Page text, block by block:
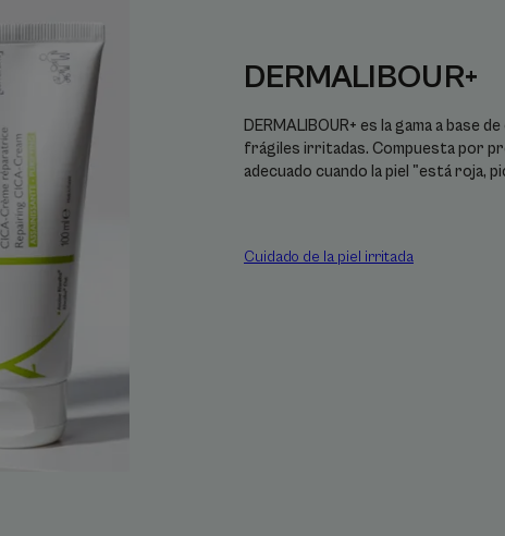
DERMALIBOUR+
DERMALIBOUR+ es la gama a base
frágiles irritadas. Compuesta por
adecuado cuando la piel "está roja,
Cuidado de la piel irritada